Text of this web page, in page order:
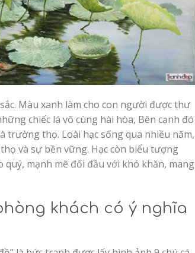
Màu xanh làm cho con người được thư
chiếc lá vô cùng hài hòa, Bên cạnh đó
trường thọ. Loài hạc sống qua nhiều năm,
và sự bền vững. Hạc còn biểu tượng
mạnh mẽ đối đầu với khó khăn, mang
khách có ý nghĩa